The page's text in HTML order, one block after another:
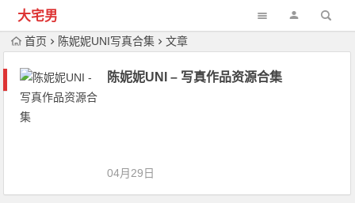
大宅男
首页 陈妮妮UNI写真合集 文章
陈妮妮UNI – 写真作品资源合集
04月29日